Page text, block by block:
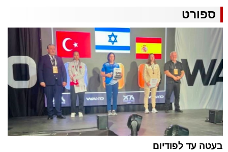
ספורט
בעטה עד לפודיום